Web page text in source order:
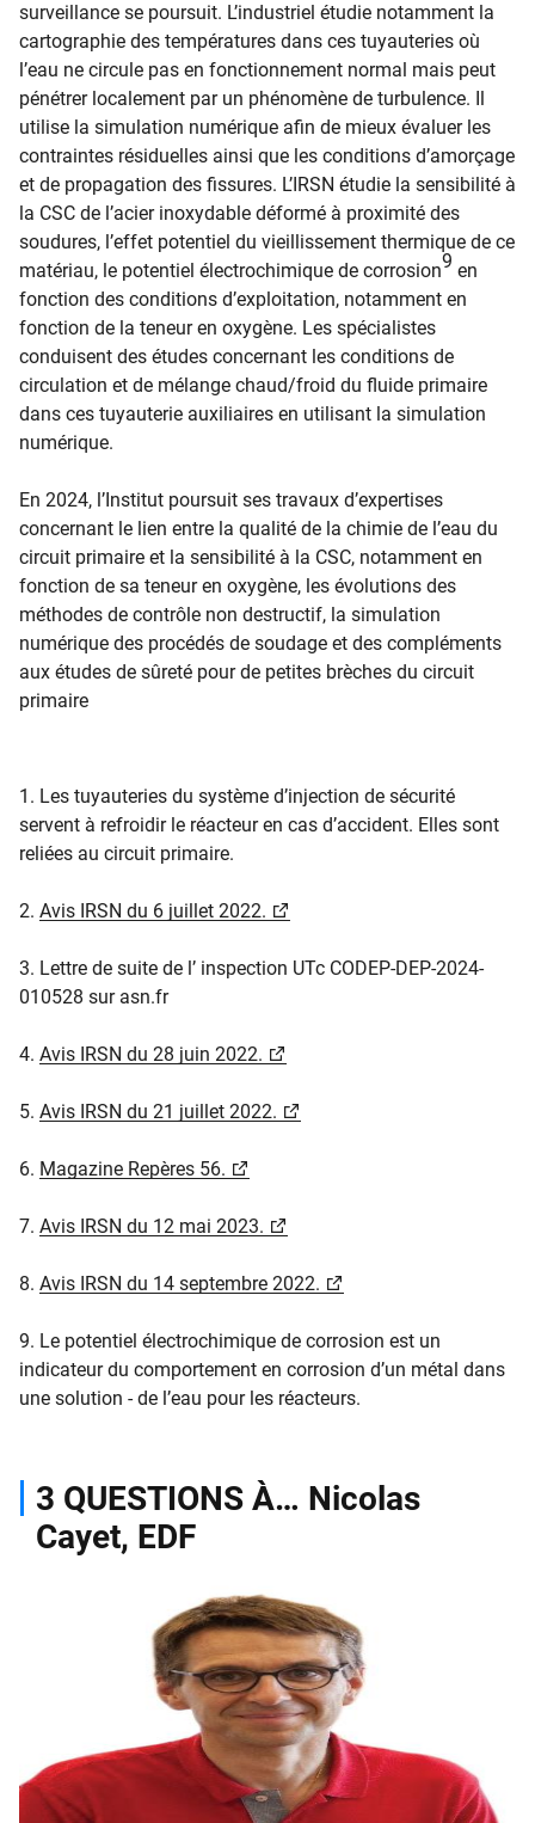
surveillance se poursuit. L’industriel étudie notamment la
cartographie des températures dans ces tuyauteries où
l’eau ne circule pas en fonctionnement normal mais peut
pénétrer localement par un phénomène de turbulence. Il
utilise la simulation numérique afin de mieux évaluer les
contraintes résiduelles ainsi que les conditions d’amorçage
et de propagation des fissures. L’IRSN étudie la sensibilité à
la CSC de l’acier inoxydable déformé à proximité des
soudures, l’effet potentiel du vieillissement thermique de ce
matériau, le potentiel électrochimique de corrosion9 en
fonction des conditions d’exploitation, notamment en
fonction de la teneur en oxygène. Les spécialistes
conduisent des études concernant les conditions de
circulation et de mélange chaud/froid du fluide primaire
dans ces tuyauterie auxiliaires en utilisant la simulation
numérique.
En 2024, l’Institut poursuit ses travaux d’expertises
concernant le lien entre la qualité de la chimie de l’eau du
circuit primaire et la sensibilité à la CSC, notamment en
fonction de sa teneur en oxygène, les évolutions des
méthodes de contrôle non destructif, la simulation
numérique des procédés de soudage et des compléments
aux études de sûreté pour de petites brèches du circuit
primaire
1. Les tuyauteries du système d’injection de sécurité
servent à refroidir le réacteur en cas d’accident. Elles sont
reliées au circuit primaire.
2. Avis IRSN du 6 juillet 2022.
3. Lettre de suite de l’ inspection UTc CODEP-DEP-2024-
010528 sur asn.fr
4. Avis IRSN du 28 juin 2022.
5. Avis IRSN du 21 juillet 2022.
6. Magazine Repères 56.
7. Avis IRSN du 12 mai 2023.
8. Avis IRSN du 14 septembre 2022.
9. Le potentiel électrochimique de corrosion est un
indicateur du comportement en corrosion d’un métal dans
une solution - de l’eau pour les réacteurs.
3 QUESTIONS À… Nicolas
Cayet, EDF